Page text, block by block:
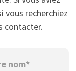
vous recherchiez
contacter.